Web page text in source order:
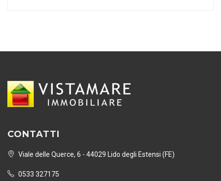
CONTATTI
Viale delle Querce, 6 - 44029 Lido degli Estensi (FE)
0533 327175